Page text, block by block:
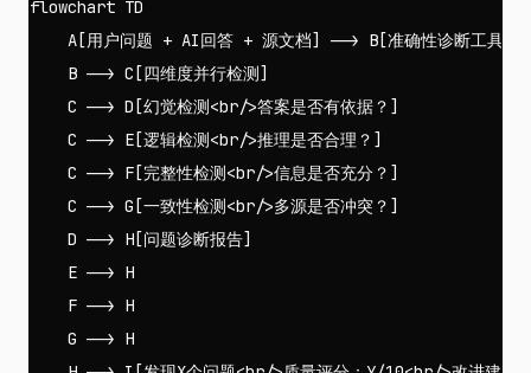
flowchart TD
    A[用户问题 + AI回答 + 源文档] --> B[准确性诊断工具]
    B --> C[四维度并行检测]
    C --> D[幻觉检测<br/>答案是否有依据？]
    C --> E[逻辑检测<br/>推理是否合理？]
    C --> F[完整性检测<br/>信息是否充分？]
    C --> G[一致性检测<br/>多源是否冲突？]
    D --> H[问题诊断报告]
    E --> H
    F --> H
    G --> H